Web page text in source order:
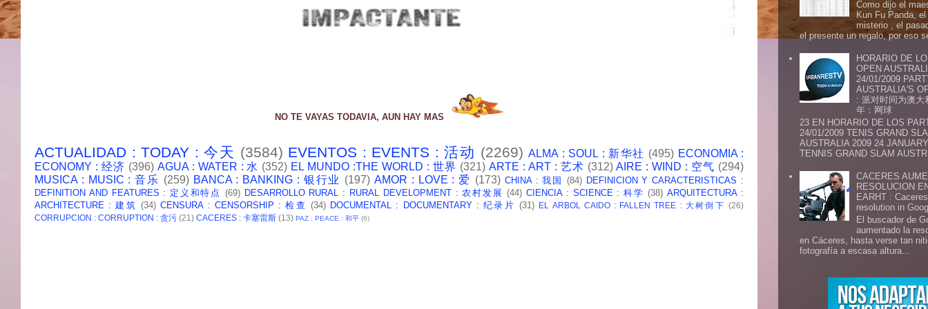
NO TE VAYAS TODAVIA, AUN HAY MAS
ACTUALIDAD : TODAY : 今天 (3584) EVENTOS : EVENTS : 活动 (2269) ALMA : SOUL : 新华社 (495) ECONOMIA :
ECONOMY : 经济 (396) AGUA : WATER : 水 (352) EL MUNDO :THE WORLD : 世界 (321) ARTE : ART : 艺术 (312) AIRE : WIND : 空气 (294)
MUSICA : MUSIC : 音乐 (259) BANCA : BANKING : 银行业 (197) AMOR : LOVE : 爱 (173) CHINA : 我国 (84) DEFINICION Y CARACTERISTICAS :
DEFINITION AND FEATURES : 定义和特点 (69) DESARROLLO RURAL : RURAL DEVELOPMENT : 农村发展 (44) CIENCIA : SCIENCE : 科学 (38) ARQUITECTURA :
ARCHITECTURE : 建筑 (34) CENSURA : CENSORSHIP : 检查 (34) DOCUMENTAL : DOCUMENTARY : 纪录片 (31) EL ARBOL CAIDO : FALLEN TREE : 大树倒下 (26)
CORRUPCION : CORRUPTION : 贪污 (21) CACERES : 卡塞雷斯 (13) PAZ : PEACE : 和平 (6)
Como dijo el
Kun Fu Panda,
misterio , el
el presente un regalo, por eso
HORARIO DE
OPEN
24/01/2009
AUSTRALIA'S
: 派对时间为澳大
年：网球
23 EN HORARIO DE LOS
24/01/2009 TENIS GRAND
AUSTRALIA 2009 24
TENNIS GRAND SLAM
CACERES
RESOLUCION
EARHT :
resolution in
El buscador de
aumentado la
en Cáceres, hasta verse tan
fotografía a escasa altura...